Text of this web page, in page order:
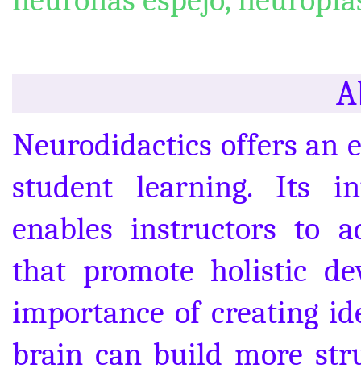
Neurodidactics offers an
student learning. Its
enables instructors to
that promote holistic
importance of creating
brain can build more